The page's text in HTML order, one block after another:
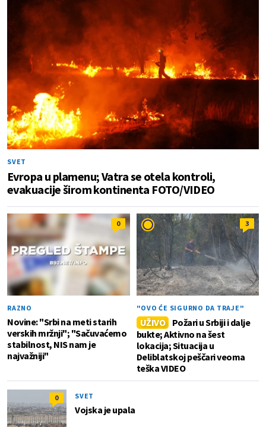
SVET
Evropa u plamenu; Vatra se otela kontroli,
evakuacije širom kontinenta FOTO/VIDEO
0
RAZNO
Novine: "Srbi na meti starih
verskih mržnji"; "Sačuvaćemo
stabilnost, NIS nam je
najvažniji"
3
"OVO ĆE SIGURNO DA TRAJE"
UŽIVO
Požari u Srbiji i dalje
bukte; Aktivno na šest
lokacija; Situacija u
Deliblatskoj peščari veoma
teška VIDEO
0 SVET
Vojska je upala